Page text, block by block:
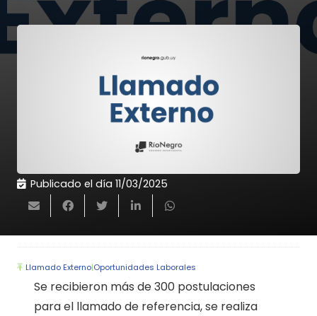
Publicado el día 11/03/2025
Llamado Externo|Oportunidades Laborales
Se recibieron más de 300 postulaciones
para el llamado de referencia, se realiza